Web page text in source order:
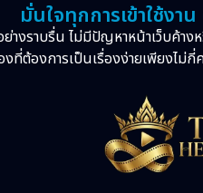
มั่นใจทุกการเข้าใช้งา
างราบรื่น ไม่มีปัญหาหน้าเว็บค้าง
งที่ต้องการเป็นเรื่องง่ายเพียงไ